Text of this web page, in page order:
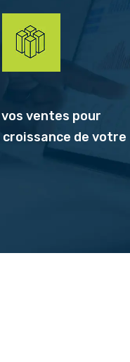
ventes pour
de votre